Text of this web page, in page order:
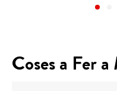
Coses a Fer